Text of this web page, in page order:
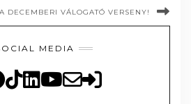
DECEMBERI VÁLOGATÓ VERSENY!
MEDIA